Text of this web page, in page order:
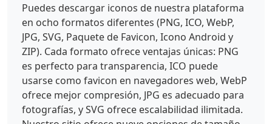
Puedes descargar iconos de nuestra plataforma
en ocho formatos diferentes (PNG, ICO, WebP,
JPG, SVG, Paquete de Favicon, Icono Android y
ZIP). Cada formato ofrece ventajas únicas: PNG
es perfecto para transparencia, ICO puede
usarse como favicon en navegadores web, WebP
ofrece mejor compresión, JPG es adecuado para
fotografías, y SVG ofrece escalabilidad ilimitada.